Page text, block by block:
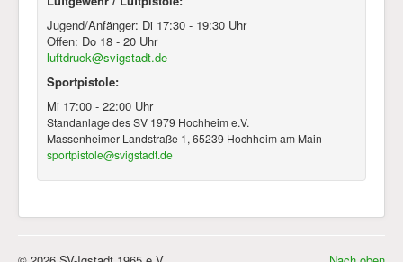
Jugend/Anfänger: Di 17:30 - 19:30 Uhr
Offen: Do 18 - 20 Uhr
luftdruck@svigstadt.de
Sportpistole:
Mi 17:00 - 22:00 Uhr
Standanlage des SV 1979 Hochheim e.V.
Massenheimer Landstraße 1, 65239 Hochheim am Main
sportpistole@svigstadt.de